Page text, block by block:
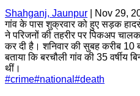
Shahganj, Jaunpur
Nov 29,
गांव के पास शुक्रवार को हुए सड़क
ने परिजनों की तहरीर पर पिकअप
कर दी है। शनिवार की सुबह करीब 10
बताया कि बरचौली गांव की 35 वर्षीय
थीं।
#crime#national #death